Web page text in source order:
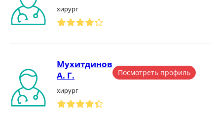
хирург
Мухитдинов
А. Г.
хирург
Посмотреть профиль